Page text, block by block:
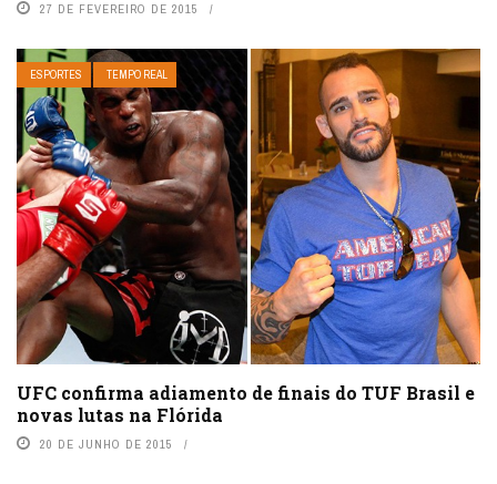
27 DE FEVEREIRO DE 2015
ESPORTES TEMPO REAL
UFC confirma adiamento de finais do TUF Brasil e
novas lutas na Flórida
20 DE JUNHO DE 2015